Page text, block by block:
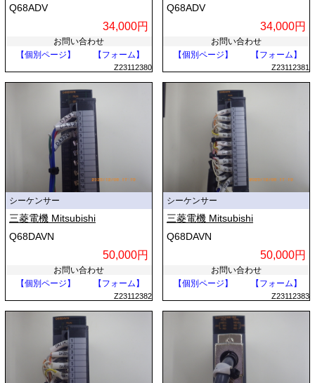
Q68ADV
34,000円
お問い合わせ
【個別ページ】
【フォーム】
Z23112380
Q68ADV
34,000円
お問い合わせ
【個別ページ】
【フォーム】
Z23112381
シーケンサー
三菱電機 Mitsubishi
Q68DAVN
50,000円
お問い合わせ
【個別ページ】
【フォーム】
Z23112382
シーケンサー
三菱電機 Mitsubishi
Q68DAVN
50,000円
お問い合わせ
【個別ページ】
【フォーム】
Z23112383